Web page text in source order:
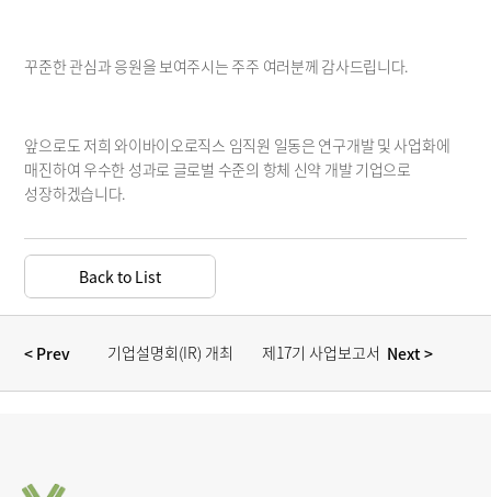
꾸준한 관심과 응원을 보여주시는 주주 여러분께 감사드립니다.
앞으로도 저희 와이바이오로직스 임직원 일동은 연구개발 및 사업화에
매진하여 우수한 성과로 글로벌 수준의 항체 신약 개발 기업으로
성장하겠습니다.
Back to List
< Prev
기업설명회(IR) 개최
제17기 사업보고서 Next >